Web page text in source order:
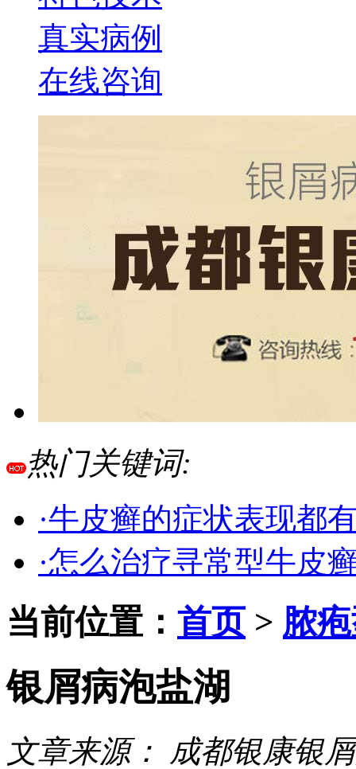
真实病例
在线咨询
热门关键词:
·牛皮癣的症状表现都
·怎么治疗寻常型牛皮
当前位置： 首页> 脓
银屑病泡盐湖
文章来源：
成都银康银